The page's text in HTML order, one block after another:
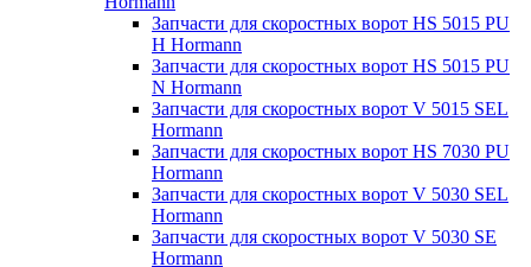
Запчасти для скоростных ворот HS 5015 PU
H Hormann
Запчасти для скоростных ворот HS 5015 PU
N Hormann
Запчасти для скоростных ворот V 5015 SEL
Hormann
Запчасти для скоростных ворот HS 7030 PU
Hormann
Запчасти для скоростных ворот V 5030 SEL
Hormann
Запчасти для скоростных ворот V 5030 SE
Hormann